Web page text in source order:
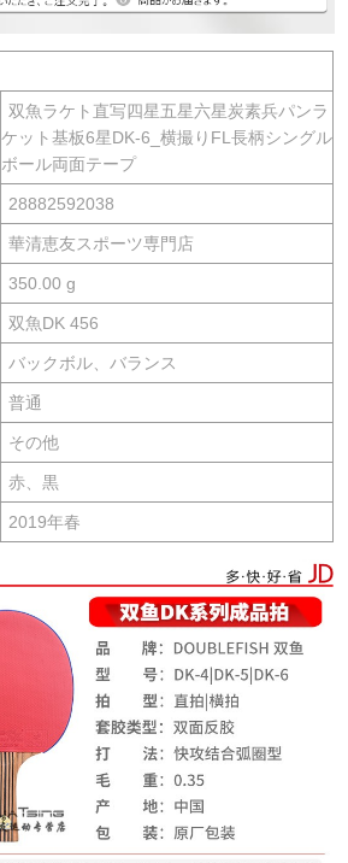
双魚ラケト直写四星五星六星炭素兵パンラ
ケット基板6星DK-6_横撮りFL長柄シングル
ボール両面テープ
28882592038
華清恵友スポーツ専門店
350.00 g
双魚DK 456
バックボル、バランス
普通
その他
赤、黒
2019年春